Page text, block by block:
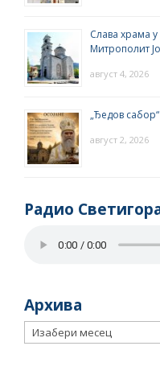
Слава храма
Митрополит
август 4, 2026
„Ђедов сабор“
август 2, 2026
Радио
Архива
Архива